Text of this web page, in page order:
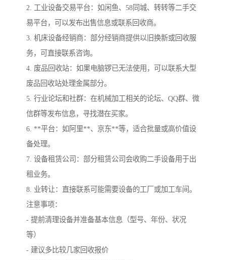
2. 工业设备交易平台：如闲鱼、58同城、转转等二手交
易平台，可以发布出售信息或联系回收商。
3. 机床设备经销商：部分经销商提供以旧换新或回收服
务，可直接联系咨询。
4. 废品回收站：如果电脑锣已无法使用，可以联系大型
废品回收站处理金属部分。
5. 行业论坛和社群：在机械加工相关的论坛、QQ群、微
信群等发布信息，寻找潜在买家。
6. **平台：如阿里**、京东**等，适合批量或高价值设
备处理。
7. 设备租赁公司：部分租赁公司会收购二手设备用于出
租业务。
8. 业转让：直接联系可能需要设备的工厂或加工车间。
注意事项：
- 提前清理设备并准备基本信息（型号、年份、状况
等）
- 建议多比较几家回收报价